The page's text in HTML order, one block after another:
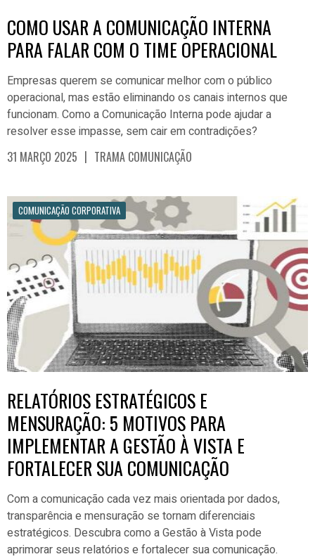
COMO USAR A COMUNICAÇÃO INTERNA
PARA FALAR COM O TIME OPERACIONAL
Empresas querem se comunicar melhor com o público
operacional, mas estão eliminando os canais internos que
funcionam. Como a Comunicação Interna pode ajudar a
resolver esse impasse, sem cair em contradições?
31 MARÇO 2025 | TRAMA COMUNICAÇÃO
COMUNICAÇÃO CORPORATIVA
RELATÓRIOS ESTRATÉGICOS E
MENSURAÇÃO: 5 MOTIVOS PARA
IMPLEMENTAR A GESTÃO À VISTA E
FORTALECER SUA COMUNICAÇÃO
Com a comunicação cada vez mais orientada por dados,
transparência e mensuração se tornam diferenciais
estratégicos. Descubra como a Gestão à Vista pode
aprimorar seus relatórios e fortalecer sua comunicação.